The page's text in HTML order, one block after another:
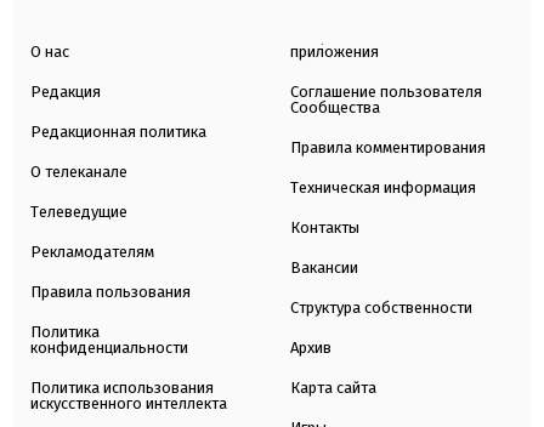
О нас
Редакция
Редакционная политика
О телеканале
Телеведущие
Рекламодателям
Правила пользования
Политика
конфиденциальности
Политика использования
искусственного интеллекта
приложения
Соглашение пользователя
Сообщества
Правила комментирования
Техническая информация
Контакты
Вакансии
Структура собственности
Архив
Карта сайта